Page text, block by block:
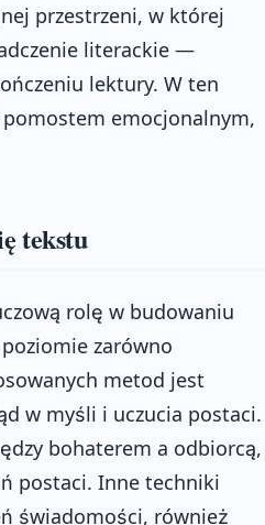
przestrzeni, w której
literackie —
lektury. W ten
emocjonalnym,
tekstu
rolę w budowaniu
zarówno
metod jest
w myśli i uczucia postaci.
bohaterem a odbiorcą,
postaci. Inne techniki
świadomości, również